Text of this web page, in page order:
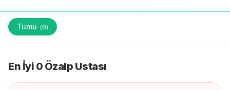
Tümü (0)
En İyi 0 Özalp Ustası